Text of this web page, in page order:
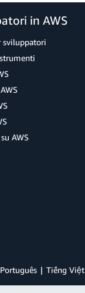
in AWS
sviluppatori
AWS
Português Tiếng Việt